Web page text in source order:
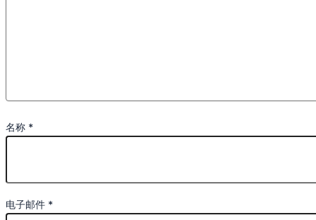
名称 *
电子邮件 *